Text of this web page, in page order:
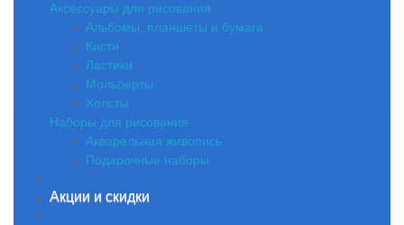
Аксессуары для рисования
Альбомы, планшеты и бумага
Кисти
Ластики
Мольберты
Холсты
Наборы для рисования
Акварельная живопись
Подарочные наборы
Акции и скидки